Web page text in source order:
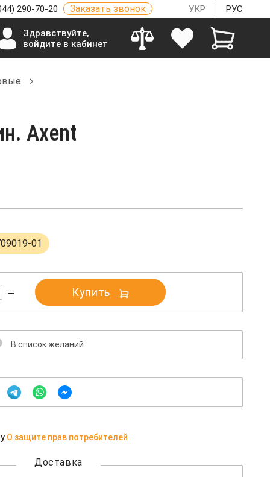
290-70-20 Заказать звонок УКР РУС
Здравствуйте,
войдите в кабинет
Axent
01
Купить
В список желаний
О защите прав потребителей
Доставка